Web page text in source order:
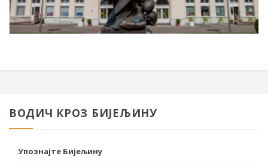
ВОДИЧ КРОЗ БИЈЕЉИНУ
Упознајте Бијељину